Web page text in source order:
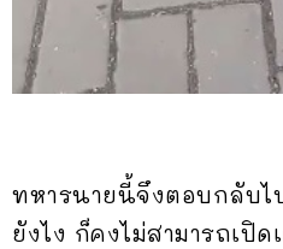
ทหารนายนี้จึงตอบกลับไ
ยังไง ก็คงไม่สามารถเปิ